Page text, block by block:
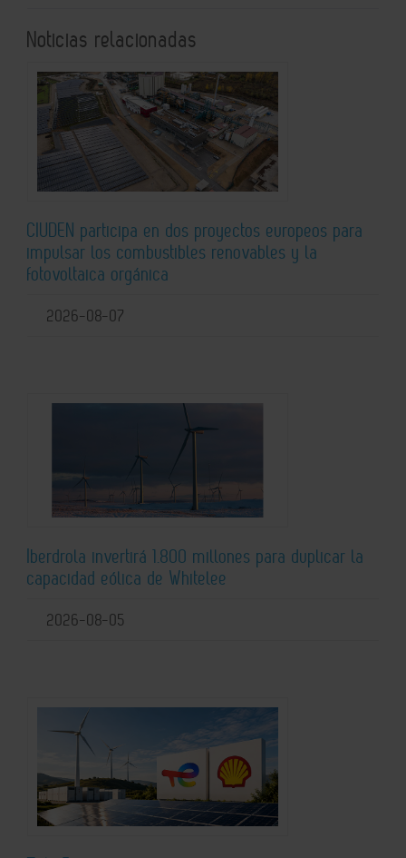
Noticias relacionadas
CIUDEN participa en dos proyectos europeos para
impulsar los combustibles renovables y la
fotovoltaica orgánica
2026-08-07
Iberdrola invertirá 1.800 millones para duplicar la
capacidad eólica de Whitelee
2026-08-05